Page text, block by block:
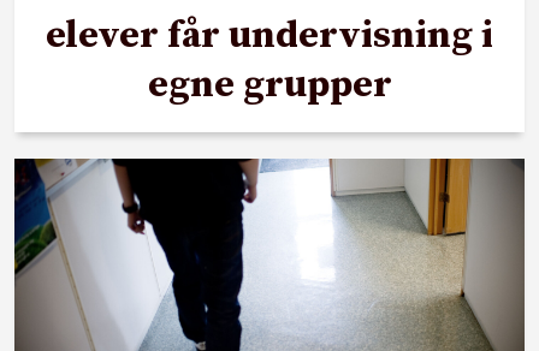
elever får undervisning i
egne grupper